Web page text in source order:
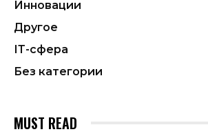
Инновации
Другое
ІТ-сфера
Без категории
MUST READ